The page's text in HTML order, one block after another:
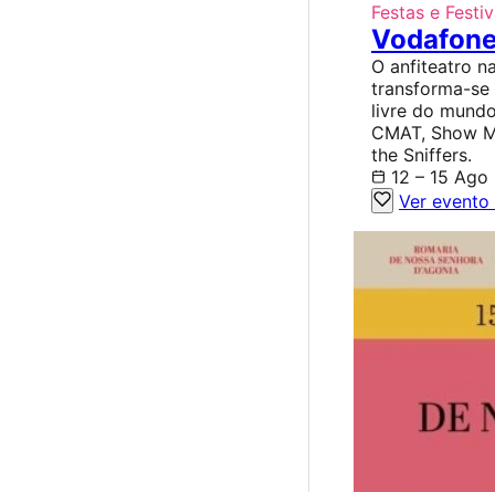
Festas e
O anfiteatro
transforma-se
livre do
CMAT, Show
the Sniffers.
12 – 15 Ago
Ver